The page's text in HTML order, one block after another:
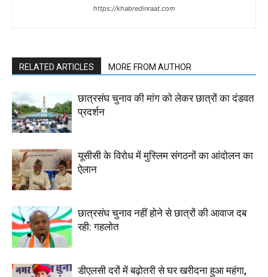
https://khabredinraat.com
RELATED ARTICLES MORE FROM AUTHOR
छात्रसंघ चुनाव की मांग को लेकर छात्रों का दंडवत
प्रदर्शन
यूसीसी के विरोध में मुस्लिम संगठनों का आंदोलन का
ऐलान
छात्रसंघ चुनाव नहीं होने से छात्रों की आवाज दब
रही: गहलोत
डीएलसी दरों में बढ़ोतरी से घर खरीदना हुआ महंगा,